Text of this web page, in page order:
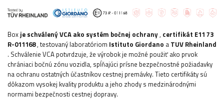
Boxje schválený VCA ako systém bočnej ochrany, certifikát E11 73
R-011168, testovaný laboratóriom Istituto Giordano a TUV Rheinland
. Schválenie VCA potvrdzuje, že výrobok je možné použiť ako prvok
chrániaci bočnú zónu vozidla, spĺňajúci prísne bezpečnostné požiadavky
na ochranu ostatných účastníkov cestnej premávky. Tieto certifikáty sú
dôkazom vysokej kvality produktu a jeho zhody s medzinárodnými
normami bezpečnosti cestnej dopravy.